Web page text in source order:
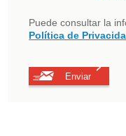
Puede consultar la
Política de